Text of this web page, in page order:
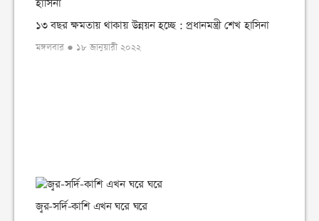
১৩ বছর ক্ষমতায় থাকায় উন্নয়ন হচ্ছে : প্রধানমন্ত্রী শেখ হাসিনা
মঙ্গলবার ● ১৮ জানুয়ারী ২০২২
জ্বর-সর্দি-কাশি এখন ঘরে ঘরে